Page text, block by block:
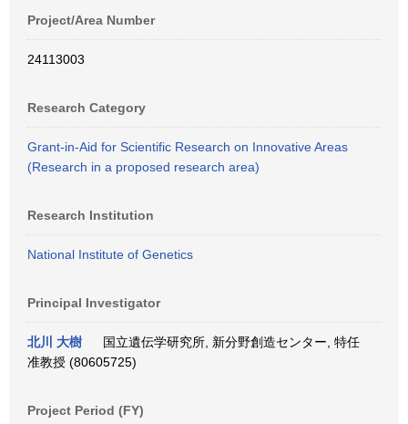
Project/Area Number
24113003
Research Category
Grant-in-Aid for Scientific Research on Innovative Areas
(Research in a proposed research area)
Research Institution
National Institute of Genetics
Principal Investigator
北川 大樹
国立遺伝学研究所, 新分野創造センター, 特任
准教授 (80605725)
Project Period (FY)